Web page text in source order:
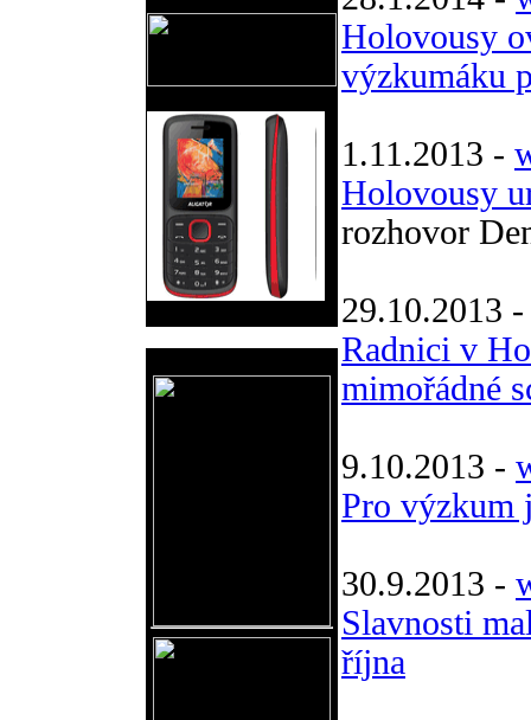
Holovousy
výzkumáku
1.11.2013 -
Holovousy
rozhovor
29.10.2013
Radnici v
mimořádné
9.10.2013 -
Pro výzkum
30.9.2013 -
Slavnosti
října